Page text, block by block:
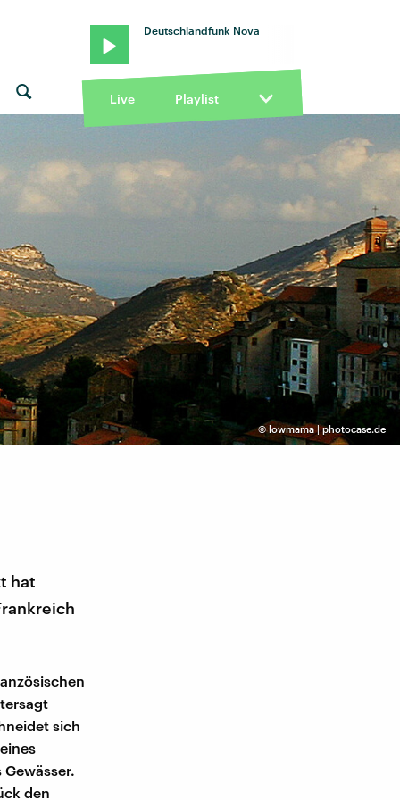
Deutschlandfunk Nova
Live Playlist
©lowmama | photocase.de
hat
sich
den